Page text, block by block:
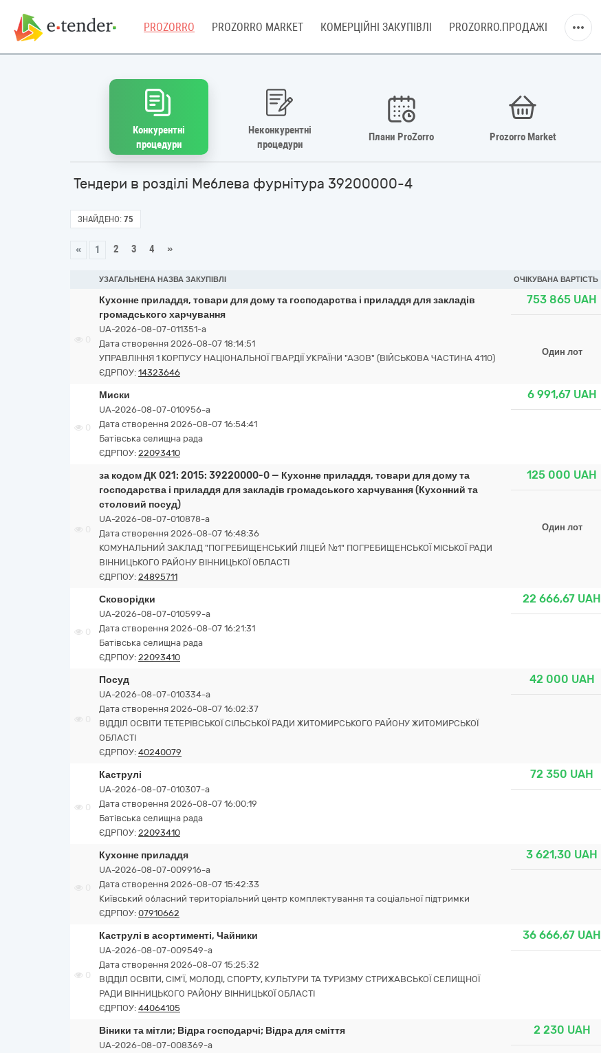
PROZORRO PROZORRO MARKET КОМЕРЦІЙНІ ЗАКУПІВЛІ PROZORRO.ПРОДАЖІ
Конкурентні
процедури
Неконкурентні
процедури
Плани ProZorro Prozorro Market
Тендери в розділі Меблева фурнітура 39200000-4
ЗНАЙДЕНО: 75
« 1 2 3 4 »
УЗАГАЛЬНЕНА НАЗВА ЗАКУПІВЛІ ОЧІКУВАНА ВАРТІСТЬ
Кухонне приладдя, товари для дому та господарства і приладдя для закладів
громадського харчування
UA-2026-08-07-011351-a
Дата створення 2026-08-07 18:14:51
УПРАВЛІННЯ 1 КОРПУСУ НАЦІОНАЛЬНОЇ ГВАРДІЇ УКРАЇНИ "АЗОВ" (ВІЙСЬКОВА ЧАСТИНА 4110)
ЄДРПОУ: 14323646
753 865 UAH
Один лот
0
Миски
UA-2026-08-07-010956-a
Дата створення 2026-08-07 16:54:41
Батівська селищна рада
ЄДРПОУ: 22093410
6 991,67 UAH
за кодом ДК 021: 2015: 39220000-0 — Кухонне приладдя, товари для дому та
господарства і приладдя для закладів громадського харчування (Кухонний та
столовий посуд)
UA-2026-08-07-010878-a
Дата створення 2026-08-07 16:48:36
КОМУНАЛЬНИЙ ЗАКЛАД "ПОГРЕБИЩЕНСЬКИЙ ЛІЦЕЙ №1" ПОГРЕБИЩЕНСЬКОЇ МІСЬКОЇ РАДИ
ВІННИЦЬКОГО РАЙОНУ ВІННИЦЬКОЇ ОБЛАСТІ
ЄДРПОУ: 24895711
125 000 UAH
Один лот
0
Сковорідки
UA-2026-08-07-010599-a
Дата створення 2026-08-07 16:21:31
Батівська селищна рада
ЄДРПОУ: 22093410
22 666,67 UAH
Посуд
UA-2026-08-07-010334-a
Дата створення 2026-08-07 16:02:37
ВІДДІЛ ОСВІТИ ТЕТЕРІВСЬКОЇ СІЛЬСЬКОЇ РАДИ ЖИТОМИРСЬКОГО РАЙОНУ ЖИТОМИРСЬКОЇ
ОБЛАСТІ
ЄДРПОУ: 40240079
42 000 UAH
0
Каструлі
UA-2026-08-07-010307-a
Дата створення 2026-08-07 16:00:19
Батівська селищна рада
ЄДРПОУ: 22093410
72 350 UAH
Кухонне приладдя
UA-2026-08-07-009916-a
Дата створення 2026-08-07 15:42:33
Київський обласний територіальний центр комплектування та соціальної підтримки
ЄДРПОУ: 07910662
3 621,30 UAH
0
Каструлі в асортименті, Чайники
UA-2026-08-07-009549-a
Дата створення 2026-08-07 15:25:32
ВІДДІЛ ОСВІТИ, СІМ'Ї, МОЛОДІ, СПОРТУ, КУЛЬТУРИ ТА ТУРИЗМУ СТРИЖАВСЬКОЇ СЕЛИЩНОЇ
РАДИ ВІННИЦЬКОГО РАЙОНУ ВІННИЦЬКОЇ ОБЛАСТІ
ЄДРПОУ: 44064105
36 666,67 UAH
Віники та мітли; Відра господарчі; Відра для сміття
UA-2026-08-07-008369-a
2 230 UAH